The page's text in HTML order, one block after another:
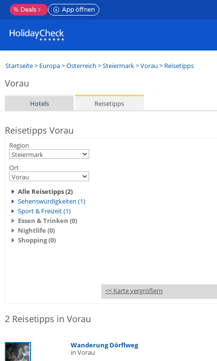
% Deals App öffnen
Startseite> Europa>Österreich >Steiermark>Vorau > Reisetipps
Vorau
Hotels Reisetipps
Reisetipps Vorau
Region
Ort
Alle Reisetipps (2)
Sehenswürdigkeiten (1)
Sport & Freizeit (1)
Essen & Trinken (0)
Nightlife (0)
Shopping (0)
<< Karte vergrößern
2 Reisetipps in Vorau
Wanderung Dörflweg
in Vorau